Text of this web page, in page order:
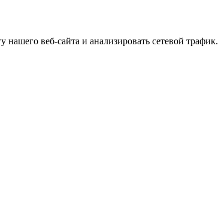
веб-сайта и анализировать сетевой трафик.